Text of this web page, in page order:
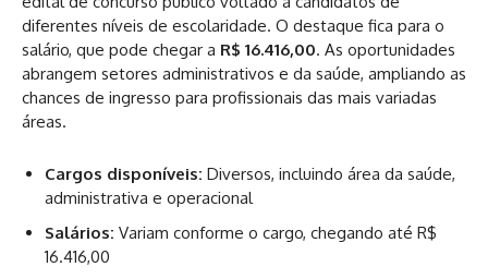
diferentes níveis de escolaridade. O destaque fica para o
salário, que pode chegar a R$ 16.416,00. As oportunidades
abrangem setores administrativos e da saúde, ampliando as
chances de ingresso para profissionais das mais variadas
áreas.
Cargos disponíveis: Diversos, incluindo área da saúde,
administrativa e operacional
Salários: Variam conforme o cargo, chegando até R$
16.416,00